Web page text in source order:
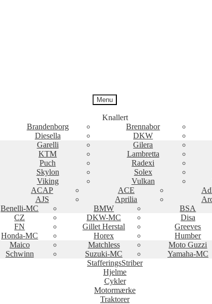
Menu
Knallert
Brandenborg Brennabor
Diesella DKW
Garelli Gilera
KTM Lambretta
Puch Radexi
Skylon Solex
Viking Vulkan
ACAP ACE
AJS
Aprilia
Benelli-MC BMW BSA
CZ DKW-MC Disa
FN Gillet Herstal Greeves
Honda-MC Horex Humber
Maico Matchless Moto Guzzi
Schwinn Suzuki-MC Yamaha-MC
StafferingsStriber
Hjelme
Cykler
Motormærke
Traktorer